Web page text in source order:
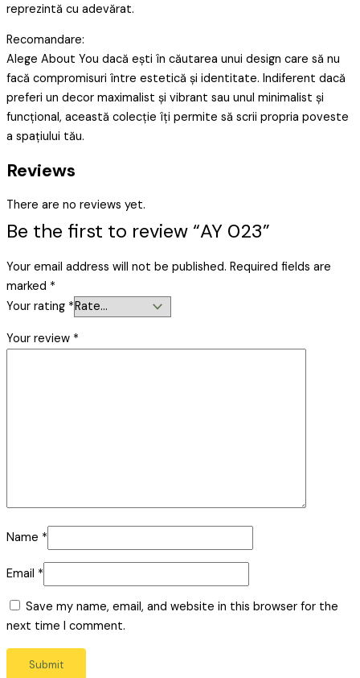
reprezintă cu adevărat.
Recomandare:
Alege About You dacă ești în căutarea unui design care să nu
facă compromisuri între estetică și identitate. Indiferent dacă
preferi un decor maximalist și vibrant sau unul minimalist și
funcțional, această colecție îți permite să scrii propria poveste
a spațiului tău.
Reviews
There are no reviews yet.
Be the first to review “AY 023”
Your email address will not be published. Required fields are
marked *
Your rating *
Your review *
Name *
Email *
Save my name, email, and website in this browser for the
next time I comment.